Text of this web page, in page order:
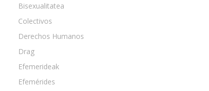
Bisexualitatea
Colectivos
Derechos Humanos
Drag
Efemerideak
Efemérides